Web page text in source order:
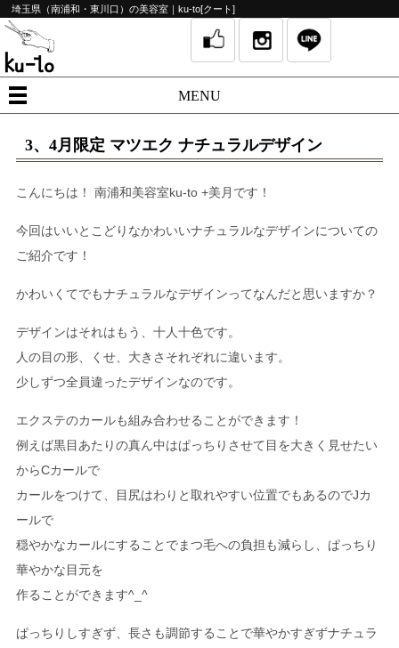
埼玉県（南浦和・東川口）の美容室｜ku-to[クート]
MENU
3、4月限定 マツエク ナチュラルデザイン
こんにちは！ 南浦和美容室ku-to +美月です！
今回はいいとこどりなかわいいナチュラルなデザインについての
ご紹介です！
かわいくてでもナチュラルなデザインってなんだと思いますか？
デザインはそれはもう、十人十色です。
人の目の形、くせ、大きさそれぞれに違います。
少しずつ全員違ったデザインなのです。
エクステのカールも組み合わせることができます！
例えば黒目あたりの真ん中はぱっちりさせて目を大きく見せたい
からCカールで
カールをつけて、目尻はわりと取れやすい位置でもあるのでJカ
ールで
穏やかなカールにすることでまつ毛への負担も減らし、ぱっちり
華やかな目元を
作ることができます^_^
ぱっちりしすぎず、長さも調節することで華やかすぎずナチュラ